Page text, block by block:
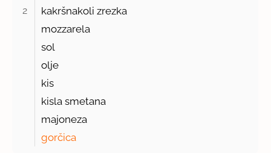
2
kakršnakoli zrezka
mozzarela
sol
olje
kis
kisla smetana
majoneza
gorčica